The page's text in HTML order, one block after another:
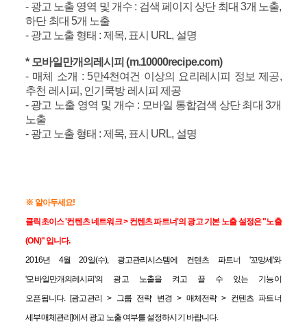
- 광고 노출 영역 및 개수 : 검색 페이지 상단 최대 3개 노출,
하단 최대 5개 노출
- 광고 노출 형태 : 제목, 표시 URL, 설명
* 모바일만개의레시피 (m.10000recipe.com)
- 매체 소개 : 5만4천여건 이상의 요리레시피 정보 제공,
추천 레시피, 인기쿡방 레시피 제공
- 광고 노출 영역 및 개수 : 모바일 통합검색 상단 최대 3개
노출
- 광고 노출 형태 : 제목, 표시 URL, 설명
※ 알아두세요!
클릭초이스 '컨텐츠 네트워크 > 컨텐츠 파트너'의 광고 기본 노출 설정은 "노출
(ON)" 입니다.
2016년 4월 20일(수), 광고관리시스템에 컨텐츠
파트너 '꼬망세'와
'모바일만개의레시피'의 광고 노출을 켜고 끌 수 있는 기능이
오픈됩니다. [광고관리 > 그룹 전략 변경 > 매체전략 > 컨텐츠파트너
세부매체관리]에서 광고 노출 여부를 설정하시기 바랍니다.